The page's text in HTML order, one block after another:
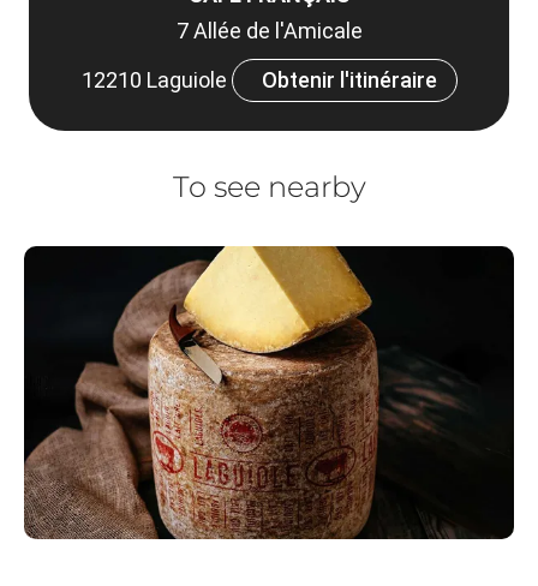
7 Allée de l'Amicale
12210 Laguiole
Obtenir l'itinéraire
To see nearby